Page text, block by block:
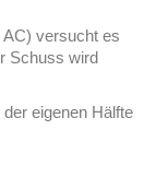
versucht es
Schuss wird
eigenen Hälfte